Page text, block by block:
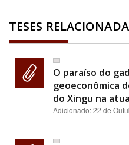
TESES
O paraíso do
geoeconômica
do Xingu na
Adicionado:22 de